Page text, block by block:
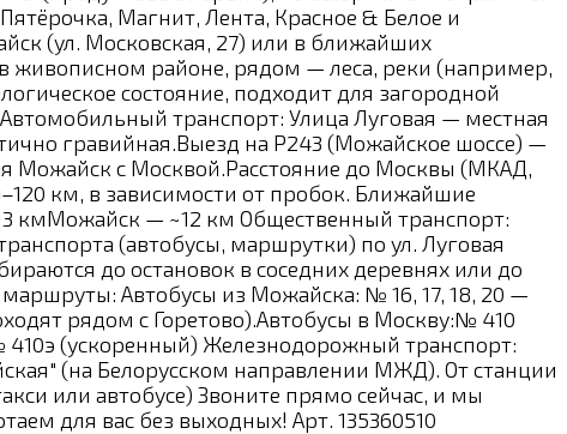
Магнит, Лента, Красное & Белое и
(ул. Московская, 27) или в ближайших
живописном районе, рядом — леса, реки (например,
состояние, подходит для загородной
транспорт: Улица Луговая — местная
гравийная.Выезд на Р243 (Можайское шоссе) —
Можайск с Москвой.Расстояние до Москвы (МКАД,
км, в зависимости от пробок. Ближайшие
кмМожайск — ~12 км Общественный транспорт:
(автобусы, маршрутки) по ул. Луговая
до остановок в соседних деревнях или до
Автобусы из Можайска: № 16, 17, 18, 20 —
рядом с Горетово).Автобусы в Москву:№ 410
(ускоренный) Железнодорожный транспорт:
(на Белорусском направлении МЖД). От станции
или автобусе) Звоните прямо сейчас, и мы
для вас без выходных! Арт. 135360510